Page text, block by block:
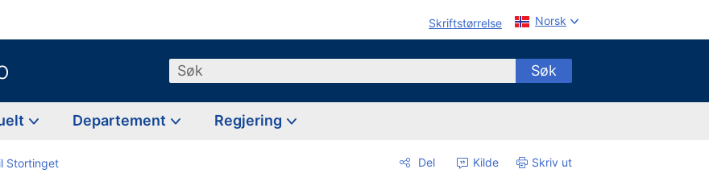
Skriftstørrelse Norsk
Søk Søk
Departement Regjering
Stortinget Del Kilde Skriv ut